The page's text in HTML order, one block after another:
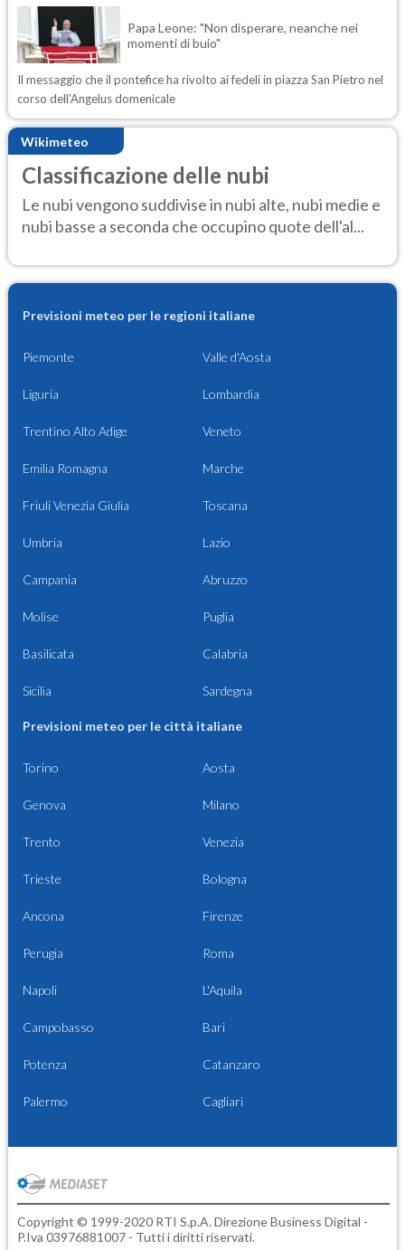
Papa Leone: "Non disperare, neanche nei
momenti di buio"
Il messaggio che il pontefice ha rivolto ai fedeli in piazza San Pietro nel
corso dell'Angelus domenicale
Wikimeteo
Classificazione delle nubi
Le nubi vengono suddivise in nubi alte, nubi medie e
nubi basse a seconda che occupino quote dell'al...
Previsioni meteo per le regioni italiane
Piemonte Valle d'Aosta
Liguria Lombardia
Trentino Alto Adige Veneto
Emilia Romagna Marche
Friuli Venezia Giulia Toscana
Umbria Lazio
Campania Abruzzo
Molise Puglia
Basilicata Calabria
Sicilia Sardegna
Previsioni meteo per le città italiane
Torino Aosta
Genova Milano
Trento Venezia
Trieste Bologna
Ancona Firenze
Perugia Roma
Napoli L'Aquila
Campobasso Bari
Potenza Catanzaro
Palermo Cagliari
Copyright © 1999-2020 RTI S.p.A. Direzione Business Digital -
P.Iva 03976881007 - Tutti i diritti riservati.